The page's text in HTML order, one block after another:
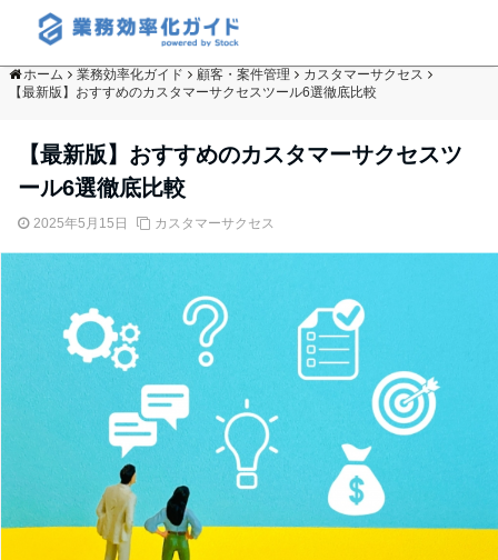
ホーム 業務効率化ガイド 顧客・案件管理
カスタマーサクセス
【最新版】おすすめのカスタマーサクセスツール6選徹底比較
【最新版】おすすめのカスタマーサクセスツ
ール6選徹底比較
2025年5月15日 カスタマーサクセス